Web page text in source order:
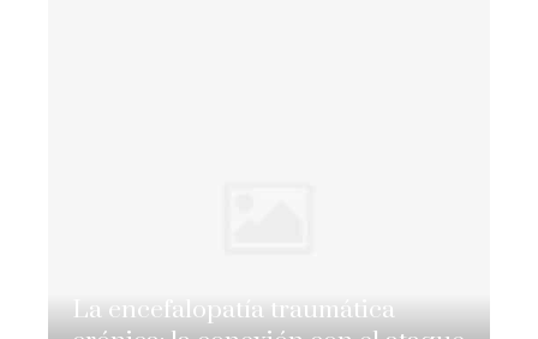
La encefalopatía traumática